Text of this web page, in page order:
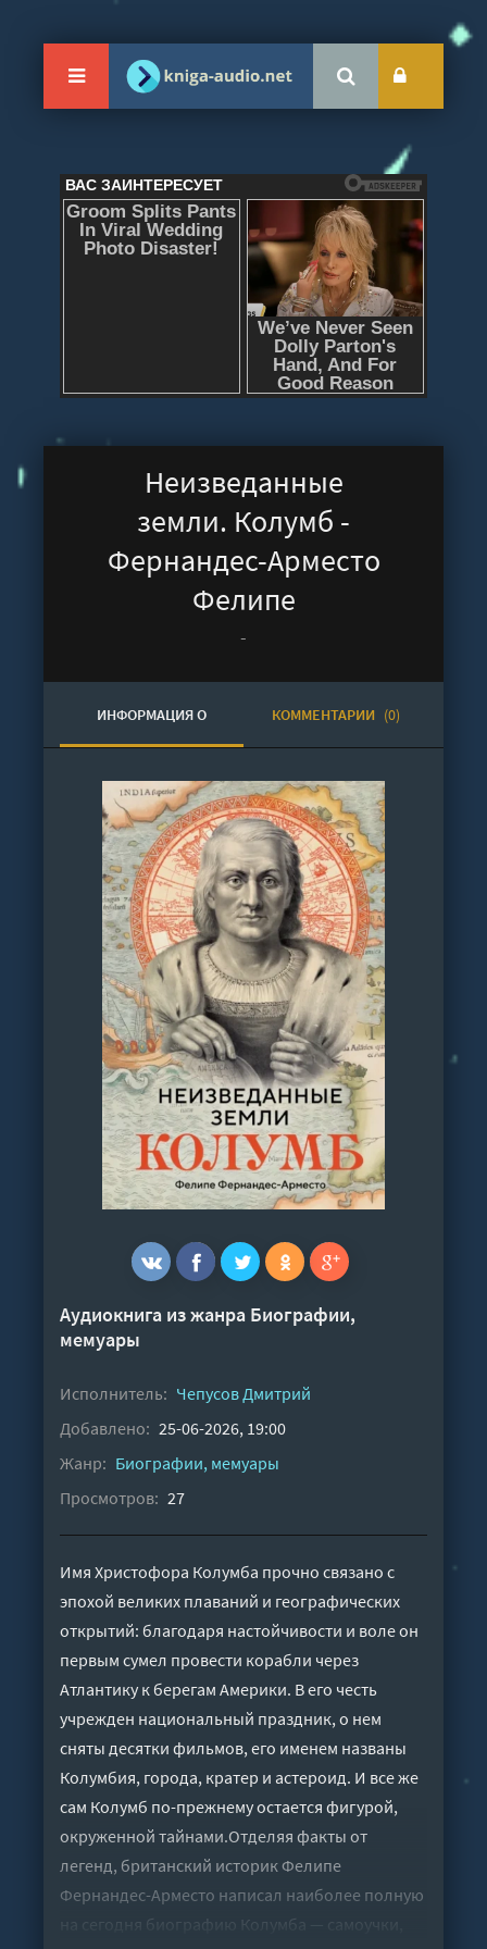
Неизведанные
земли. Колумб -
Фернандес-Арместо
Фелипе
-
ИНФОРМАЦИЯ О
АУДИОКНИГЕ
КОММЕНТАРИИ (0)
Аудиокнига из жанра Биографии,
мемуары
Исполнитель: Чепусов Дмитрий
Добавлено: 25-06-2026, 19:00
Жанр: Биографии, мемуары
Просмотров: 27
Имя Христофора Колумба прочно связано с
эпохой великих плаваний и географических
открытий: благодаря настойчивости и воле он
первым сумел провести корабли через
Атлантику к берегам Америки. В его честь
учрежден национальный праздник, о нем
сняты десятки фильмов, его именем названы
Колумбия, города, кратер и астероид. И все же
сам Колумб по-прежнему остается фигурой,
окруженной тайнами.Отделяя факты от
легенд, британский историк Фелипе
Фернандес-Арместо написал наиболее полную
на сегодня биографию Колумба — самоучки,